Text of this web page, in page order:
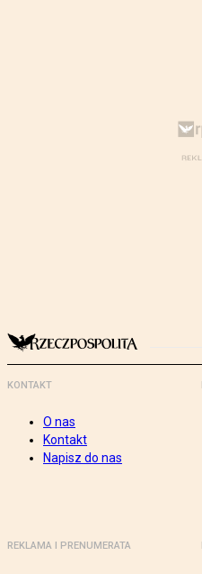
KONTAKT
O nas
Kontakt
Napisz do nas
REKLAMA I PRENUMERATA